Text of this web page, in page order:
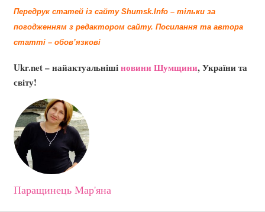
Передрук статей із сайту Shumsk.Info – тільки за
погодженням з редактором сайту. Посилання та автора
статті – обов’язкові
Ukr.net – найактуальнішіновини Шумщини, України та
світу!
Паращинець Мар'яна